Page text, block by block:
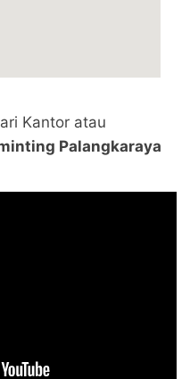
Kantor atau
Palangkaraya